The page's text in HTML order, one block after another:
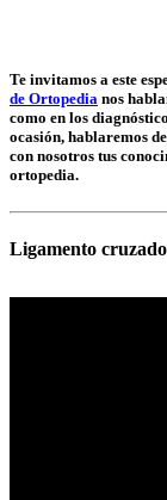
Te invitamos a este
de Ortopedia nos
como en los
ocasión, hablaremos
con nosotros tus
ortopedia.
Ligamento